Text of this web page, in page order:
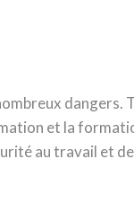
dangers.
et la
au travail et